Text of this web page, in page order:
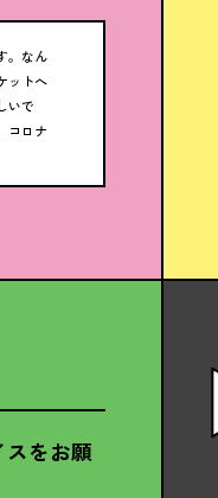
。なん
ットへ
いで
コロナ
スをお願